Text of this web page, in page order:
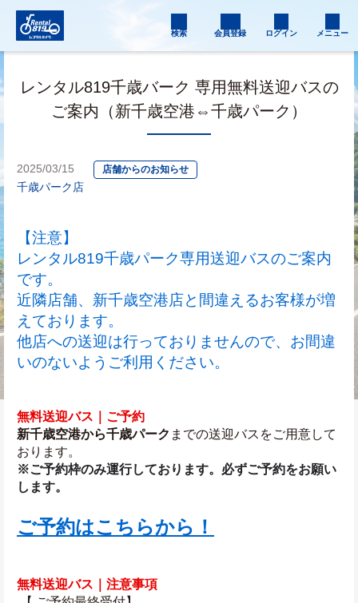
検索 会員登録 ログイン メニュー
レンタル819千歳バーク 専用無料送迎バスの
ご案内（新千歳空港⇔千歳パーク）
2025/03/15 店舗からのお知らせ
千歳パーク店
【注意】
レンタル819千歳パーク専用送迎バスのご案内
です。
近隣店舗、新千歳空港店と間違えるお客様が増
えております。
他店への送迎は行っておりませんので、お間違
いのないようご利用ください。
無料送迎バス｜ご予約
新千歳空港から千歳パーク までの送迎バスをご用意して
おります。
※ご予約枠のみ運行しております。必ずご予約をお願い
します。
ご予約はこちらから！
無料送迎バス｜注意事項